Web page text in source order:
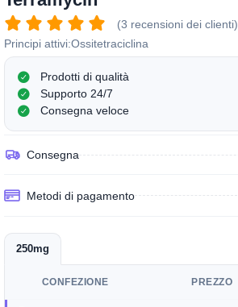
(3 recensioni dei clienti)
Principi attivi:Ossitetraciclina
Prodotti di qualità
Supporto 24/7
Consegna veloce
Consegna
Metodi di pagamento
250mg
CONFEZIONE PREZZO